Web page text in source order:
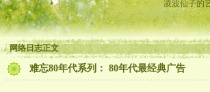
凌波仙子的
网络日志正文
难忘80年代系列： 80年代最经典广告